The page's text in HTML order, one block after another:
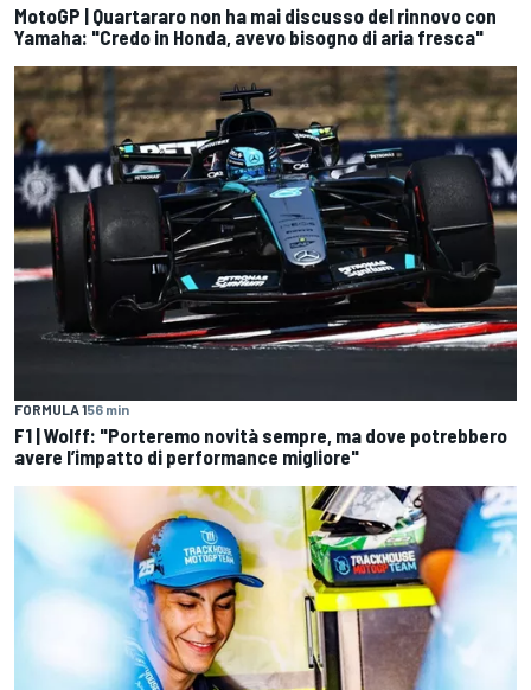
MotoGP | Quartararo non ha mai discusso del rinnovo con
Yamaha: "Credo in Honda, avevo bisogno di aria fresca"
FORMULA 156 min
F1 | Wolff: "Porteremo novità sempre, ma dove potrebbero
avere l’impatto di performance migliore"